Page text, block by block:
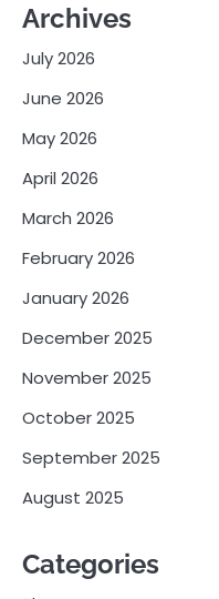
Archives
July 2026
June 2026
May 2026
April 2026
March 2026
February 2026
January 2026
December 2025
November 2025
October 2025
September 2025
August 2025
Categories